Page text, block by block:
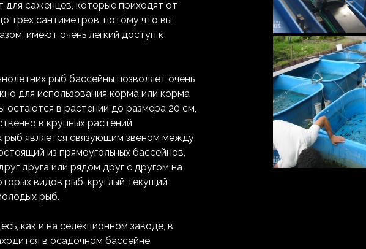
саженцев, которые приходят от
трех сантиметров, потому что вы
имеют очень легкий доступ к
рыб бассейны позволяет очень
для использования корма или корма
остаются в растении до размера 20 см,
в крупных растений
является связующим звеном между
из прямоугольных бассейнов,
друга или рядом друг с другом на
видов рыб, круглый текущий
рыб.
как и на селекционном заводе, в
в осадочном бассейне,